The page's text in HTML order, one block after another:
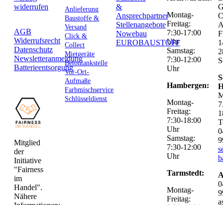
widerrufen
AGB
Widerrufsrecht
Datenschutz
Newsletteranmeldung
Batterieentsorgung
Mitglied
der
Initiative
"Fairness
im
Handel".
Nähere
Anlieferung
Baustoffe &
Versand
Click &
Collect
Mietgeräte
Betontankstelle
Vor-Ort-
Aufmaße
Farbmischservice
Schlüsseldienst
&
Ansprechpartner
Stellenangebote
Nowebau
EUROBAUSTOFF
Montag-
Freitag:
7:30-17:00
Uhr
Samstag:
7:30-12:00
Uhr
Hambergen:
Montag-
Freitag:
7:30-18:00
Uhr
Samstag:
7:30-12:00
Uhr
Tarmstedt:
Montag-
Freitag: